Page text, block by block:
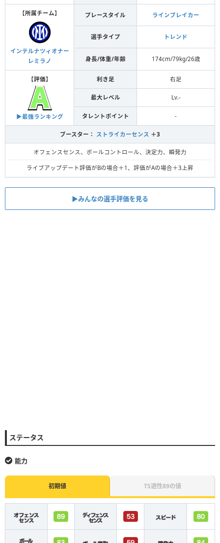
【所属チーム】
インテルナツィオナー
レミラノ
プレースタイル ラインブレイカー
選手タイプ トレンド
身長/体重/年齢 174cm/79kg/26歳
【評価】
▶︎最強ランキング
利き足 右足
最大レベル Lv.-
タレントポイント -
ブースター： ストライカーセンス ＋3
オフェンスセンス、ボールコントロール、決定力、瞬発力
ライブアップデート評価がBの場合＋1、評価がAの場合＋3上昇
▶︎みんなの選手評価を見る
ステータス
能力
初期値 TS適性89の値